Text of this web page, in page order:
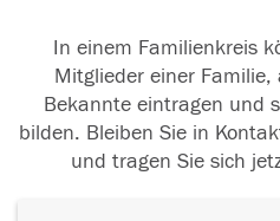
In einem Familienkreis
Mitglieder einer
Bekannte eintragen und
bilden. Bleiben Sie in
und tragen Sie sich